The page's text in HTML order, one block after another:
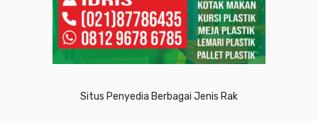
Situs Penyedia Berbagai Jenis Rak